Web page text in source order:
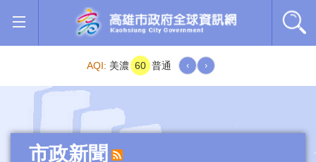
跳到主要內容區塊
AQI: 美濃 60 普通 ‹ ›
市政新聞